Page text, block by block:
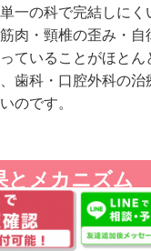
一の科で完結しにく
肉・頸椎の歪み・自
ていることがほとん
歯科・口腔外科の治
のです。
とメカニズム
どう作用するのか、
節症の背景にある筋